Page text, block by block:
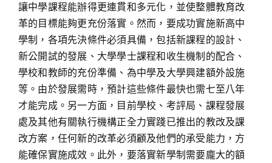
讓中學課程能辦得更連貫和多元化，並使整體教育改
革的目標能夠更充份落實。然而，要成功實施新高中
學制，各項先決條件必須具備，包括新課程的設計、
新公開試的發展、大學學士課程和收生機制的配合、
學校和教師的充份準備、為中學及大學興建額外設施
等。由於發展需時，預計這些條件最快也需七至八年
才能完成。另一方面，目前學校、考評局、課程發展
處及其他有關執行機構正全力實踐已推出的教改及課
改方案，任何新的改革必須顧及他們的承受能力，方
能確保實施成效。此外，要落實新學制需要龐大的額